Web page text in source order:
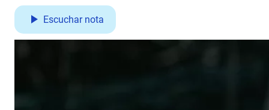
Escuchar nota